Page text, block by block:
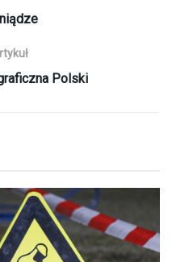
Polski